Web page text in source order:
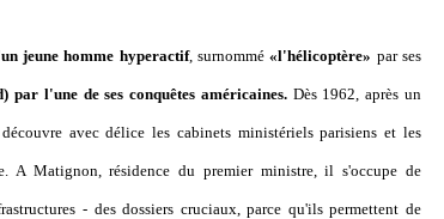
jeune homme hyperactif, surnommé«l'hélicoptère» par ses
l'une de ses conquêtes américaines.Dès 1962, après un
avec délice les cabinets ministériels parisiens et les
A Matignon, résidence du premier ministre, il s'occupe de
- des dossiers cruciaux, parce qu'ils permettent de